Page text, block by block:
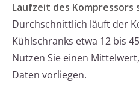
Laufzeit des Kompressors
Durchschnittlich läuft der
Kühlschranks etwa 12 bis
Nutzen Sie einen
Daten vorliegen.